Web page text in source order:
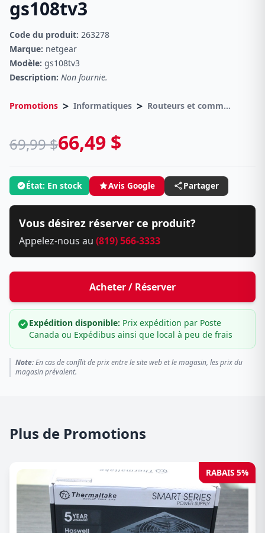
gs108tv3
Code du produit: 263278
Marque: netgear
Modèle: gs108tv3
Description: Non fournie.
Promotions > Informatiques > Routeurs et commutateurs
69,99 $66,49 $
État: En stock Avis Google Partager
Vous désirez réserver ce produit?
Appelez-nous au (819) 566-3333
Acheter / Réserver
Expédition disponible: Prix expédition par Poste
Canada ou Expédibus ainsi que local à peu de frais
Note:En cas de conflit de prix entre le site web et le magasin, les prix du
magasin prévalent.
Plus de Promotions
RABAIS 5%